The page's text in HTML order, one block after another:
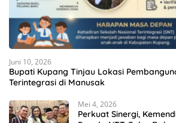
Juni 10, 2026
Bupati Kupang Tinjau Lokasi
Terintegrasi di Manusak
Mei 4, 2026
Perkuat Sinergi,